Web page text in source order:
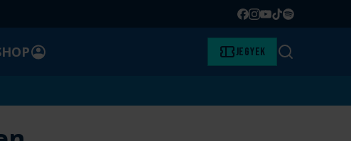
Facebook
Instagram
YouTube
TikTok
Spotify
BELÉPÉS Jegyek Keresés